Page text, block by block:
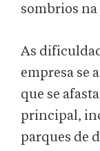
sombrios na
As
empresa se
que se
principal,
parques de